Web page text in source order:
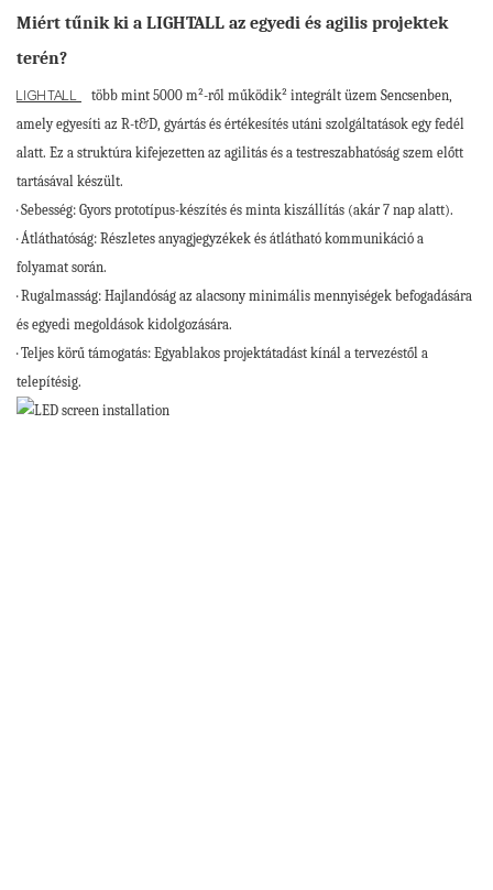
Miért tűnik ki a LIGHTALL az egyedi és agilis projektek
terén?
LIGHTALL
több mint 5000 m²-ről működik² integrált üzem Sencsenben,
amely egyesíti az R-t&D, gyártás és értékesítés utáni szolgáltatások egy fedél
alatt. Ez a struktúra kifejezetten az agilitás és a testreszabhatóság szem előtt
tartásával készült.
· Sebesség: Gyors prototípus-készítés és minta kiszállítás (akár 7 nap alatt).
· Átláthatóság: Részletes anyagjegyzékek és átlátható kommunikáció a
folyamat során.
· Rugalmasság: Hajlandóság az alacsony minimális mennyiségek befogadására
és egyedi megoldások kidolgozására.
· Teljes körű támogatás: Egyablakos projektátadást kínál a tervezéstől a
telepítésig.